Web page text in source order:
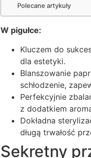
Polecane artykuły
W pigułce:
Kluczem do
dla estetyki.
Blanszowanie
schłodzenie,
Perfekcyjnie
z dodatkiem
Dokładna
długą trwałość
Sekretny